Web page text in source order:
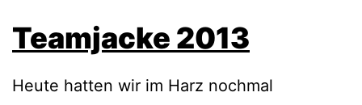
Teamjacke 2013
Heute hatten wir im Harz nochmal